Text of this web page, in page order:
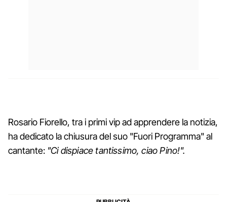
Rosario Fiorello, tra i primi vip ad apprendere la notizia,
ha dedicato la chiusura del suo "Fuori Programma" al
cantante: "Ci dispiace tantissimo, ciao Pino!".